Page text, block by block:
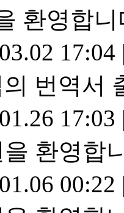
환영합
17:04
번역서
17:03
환영합
00:22